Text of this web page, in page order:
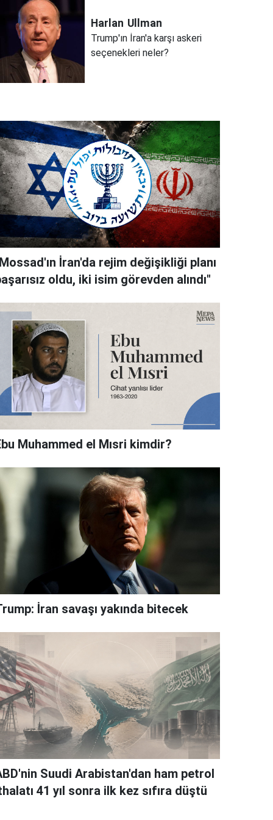
Harlan Ullman
Trump'ın İran'a karşı askeri
seçenekleri neler?
İran'da rejim değişikliği planı
oldu, iki isim görevden alındı"
Muhammed el Mısri kimdir?
İran savaşı yakında bitecek
Suudi Arabistan'dan ham petrol
41 yıl sonra ilk kez sıfıra düştü